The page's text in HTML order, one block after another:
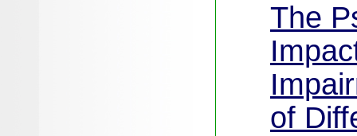
The
of